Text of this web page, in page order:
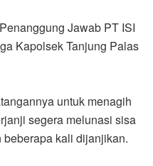
Jawab PT ISI
Kapolsek Tanjung Palas
untuk menagih
segera melunasi sisa
kali dijanjikan.